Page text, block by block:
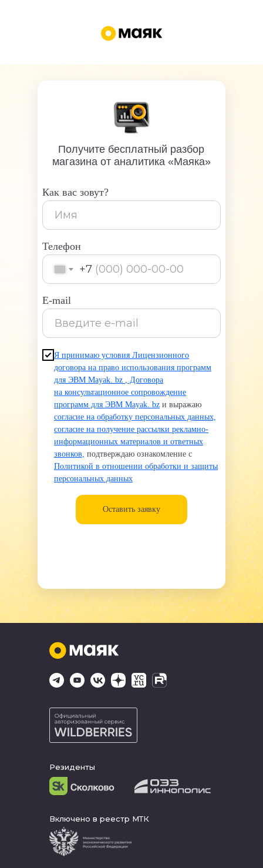
Как вас зовут?
Телефон
+7
E-mail
Я принимаю условия Лицензионного
договора на право использования программ
для ЭВМ Mayak. bz
Договора
на консультационное сопровождение
программ для ЭВМ Mayak. bz и выражаю
согласие на обработку персональных данных,
согласие на получение рассылки рекламно-
информационных материалов и ответных
звонков, подтверждаю ознакомление с
Политикой в отношении обработки и защиты
персональных данных
Оставить заявку
Получите бесплатный разбор
магазина от аналитика «Маяка»
Резиденты
Включено в реестр МТК